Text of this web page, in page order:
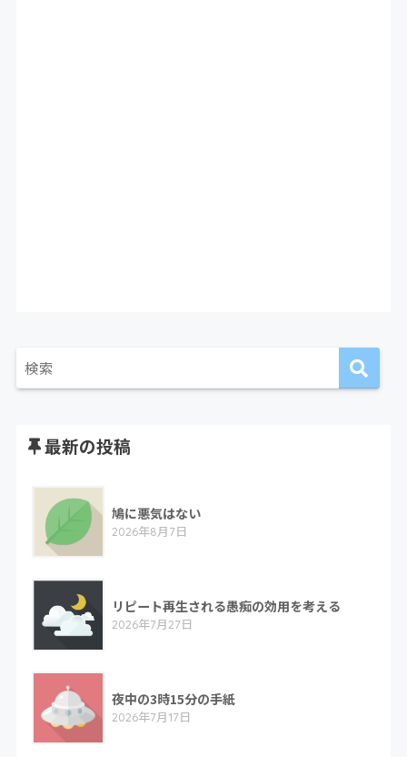
最新の投稿
鳩に悪気はない
2026年8月7日
リピート再生される愚痴の効用を考える
2026年7月27日
夜中の3時15分の手紙
2026年7月17日